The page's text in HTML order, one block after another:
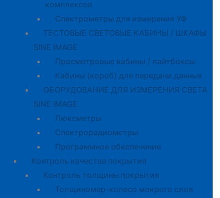
комплексов
Спектрометры для измерения УФ
ТЕСТОВЫЕ СВЕТОВЫЕ КАБИНЫ / ШКАФЫ
SINE IMAGE
Просмотровые кабины / лайтбоксы
Кабины (короб) для передачи данных
ОБОРУДОВАНИЕ ДЛЯ ИЗМЕРЕНИЯ СВЕТА
SINE IMAGE
Люксметры
Спектрорадиометры
Программное обеспечение
Контроль качества покрытия
Контроль толщины покрытия
Толщиномер-колесо мокрого слоя